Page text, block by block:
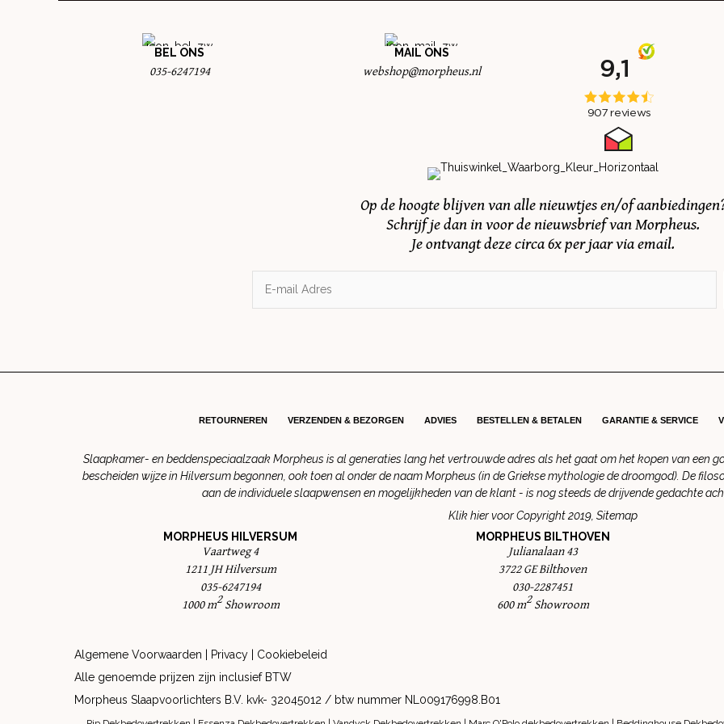
BEL ONS
035-6247194
MAIL ONS
webshop@morpheus.nl
Op de hoogte blijven van alle nieuwtjes en/of
Schrijf je dan in voor de nieuwsbrief van Morpheus.
Je ontvangt deze circa 6x per jaar via email.
RETOURNEREN VERZENDEN & BEZORGEN ADVIES BESTELLEN & BETALEN GARANTIE & SERVICE
Slaapkamer- en beddenspeciaalzaak Morpheus is al generaties lang het vertrouwde adres als het gaat om het kopen van een
bescheiden wijze in Hilversum begonnen, ook toen al onder de naam Morpheus (in de Griekse mythologie de droomgod). De
aan de individuele slaapwensen en mogelijkheden van de klant - is nog steeds de drijvende gedachte
Klik hier voorCopyright 2019 Sitemap
MORPHEUS HILVERSUM
Vaartweg 4
1211 JH Hilversum
035-6247194
1000 m2Showroom
MORPHEUS BILTHOVEN
Julianalaan 43
3722 GE Bilthoven
030-2287451
600 m2Showroom
Algemene Voorwaarden Privacy
Cookiebeleid
Alle genoemde prijzen zijn inclusief BTW
Morpheus Slaapvoorlichters B.V. kvk- 32045012 / btw nummer NL009176998.B01